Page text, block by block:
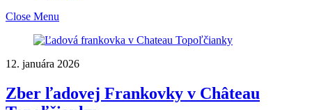
Close Menu
12. januára 2026
Zber ľadovej Frankovky v Château